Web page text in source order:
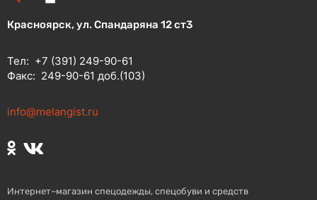
Красноярск, ул. Спандаряна 12 ст3
Тел: +7 (391) 249-90-61
Факс: 249-90-61 доб.(103)
info@melangist.ru
Интернет–магазин спецодежды, спецобуви и средств